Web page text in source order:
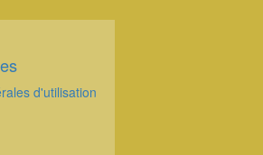
d'utilisation